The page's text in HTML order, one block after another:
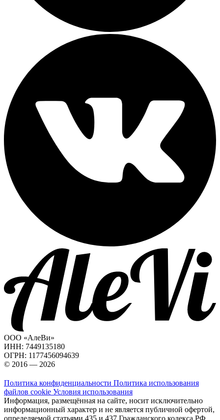
ООО «АлеВи»
ИНН: 7449135180
ОГРН: 1177456094639
© 2016 — 2026
Политика конфиденциальности Политика использования
файлов cookie Условия использования
Информация, размещённая на сайте, носит исключительно
информационный характер и не является публичной офертой,
определяемой статьями 435 и 437 Гражданского кодекса РФ.